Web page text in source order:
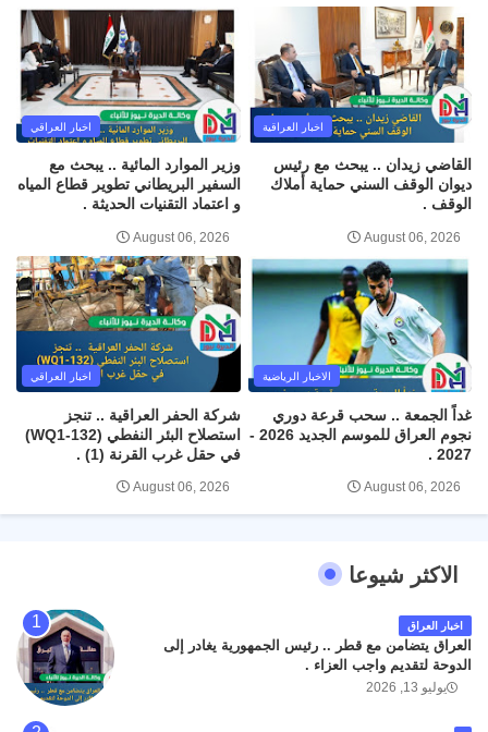
اخبار العراقية
القاضي زيدان .. يبحث مع رئيس
ديوان الوقف السني حماية أملاك
الوقف .
August 06, 2026
اخبار العراقي
وزير الموارد المائية .. يبحث مع
السفير البريطاني تطوير قطاع المياه
و اعتماد التقنيات الحديثة .
August 06, 2026
الاخبار الرياضية
غداً الجمعة .. سحب قرعة دوري
نجوم العراق للموسم الجديد 2026 -
2027 .
August 06, 2026
اخبار العراقي
شركة الحفر العراقية .. تنجز
استصلاح البئر النفطي (WQ1-132)
في حقل غرب القرنة (1) .
August 06, 2026
الاكثر شيوعا
اخبار العراق
العراق يتضامن مع قطر .. رئيس الجمهورية يغادر إلى
الدوحة لتقديم واجب العزاء .
يوليو 13, 2026